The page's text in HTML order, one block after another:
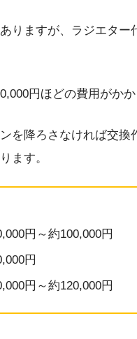
りますが、ラジエター
円ほどの費用がかか
を降ろさなければ交
ます。
円～約100,000円
円
～約120,000円